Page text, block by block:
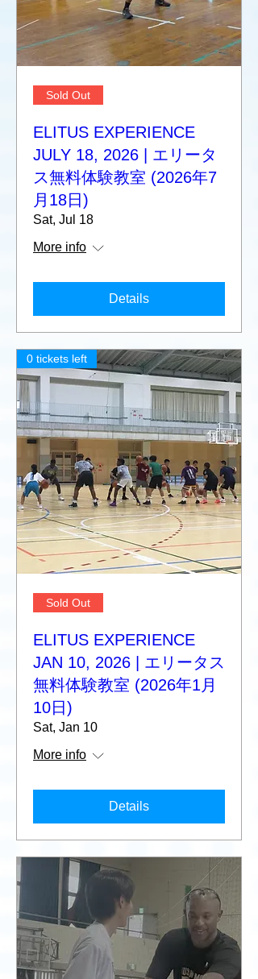
Sold Out
ELITUS EXPERIENCE
JULY 18, 2026 | エリータ
ス無料体験教室 (2026年7
月18日)
Sat, Jul 18
More info
Details
0 tickets left
Sold Out
ELITUS EXPERIENCE
JAN 10, 2026 | エリータス
無料体験教室 (2026年1月
10日)
Sat, Jan 10
More info
Details